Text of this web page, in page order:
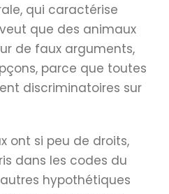
qui caractérise
que des animaux
de faux arguments,
parce que toutes
discriminatoires sur
ont si peu de droits,
dans les codes du
hypothétiques